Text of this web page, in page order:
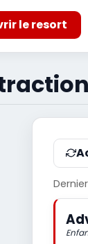
le resort